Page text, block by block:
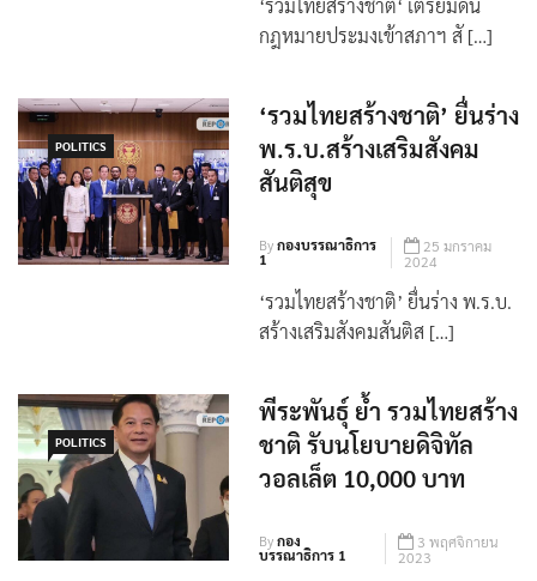
2024
‘รวมไทยสร้างชาติ‘ เตรียมดัน
POLITICS
‘รวมไทยสร้างชาติ’ ยื่นร่าง
พ.ร.บ.สร้างเสริมสังคม
สันติสุข
Byกองบรรณาธิการ
25 มกราคม
2024
POLITICS
พีระพันธุ์ ย้ำ รวมไทยสร้าง
ชาติ​ รับนโยบายดิจิทัล
วอลเล็ต 10,000 บาท​